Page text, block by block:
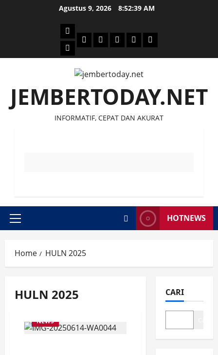
Agustus 9, 2026 8:52:39 AM
Beranda
News
PolitikOtomotifEkonomiSosialtentang
JEMBERTODAY.NET
INFORMATIF, CEPAT DAN AKURAT
Primary
HOTNEWS
Home HULN 2025
HULN 2025
NEWS
CARI